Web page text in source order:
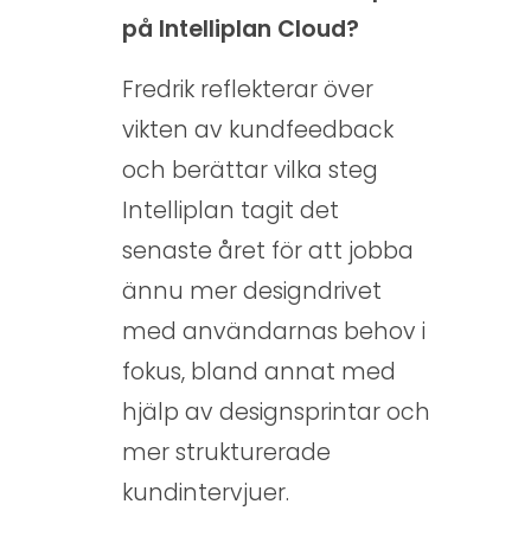
på Intelliplan Cloud?
Fredrik reflekterar över
vikten av kundfeedback
och berättar vilka steg
Intelliplan tagit det
senaste året för att jobba
ännu mer designdrivet
med användarnas behov i
fokus, bland annat med
hjälp av designsprintar och
mer strukturerade
kundintervjuer.